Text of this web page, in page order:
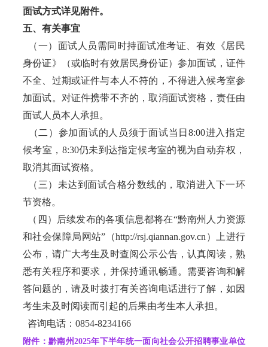
面试方式详见附件。
五、有关事宜
（一）面试人员需同时持面试准考证、有效《居民
身份证》（或临时有效居民身份证）参加面试，证件
不全、过期或证件与本人不符的，不得进入候考室参
加面试。对证件携带不齐的，取消面试资格，责任由
面试人员本人承担。
（二）参加面试的人员须于面试当日8:00进入指定
候考室，8:30仍未到达指定候考室的视为自动弃权，
取消其面试资格。
（三）未达到面试合格分数线的，取消进入下一环
节资格。
（四）后续发布的各项信息都将在“黔南州人力资源
和社会保障局网站”（http://rsj.qiannan.gov.cn）上进行
公布，请广大考生及时查阅公示公告，认真阅读，熟
悉有关程序和要求，并保持通讯畅通。需要咨询和解
答问题的，请及时拨打有关咨询电话进行了解，如因
考生未及时阅读而引起的后果由考生本人承担。
咨询电话：0854-8234166
附件：黔南州2025年下半年统一面向社会公开招聘事业单位